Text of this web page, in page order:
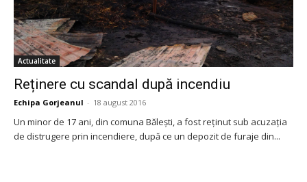
Actualitate
Reținere cu scandal după incendiu
Echipa Gorjeanul - 18 august 2016
Un minor de 17 ani, din comuna Bălești, a fost reținut sub acuzația
de distrugere prin incendiere, după ce un depozit de furaje din...